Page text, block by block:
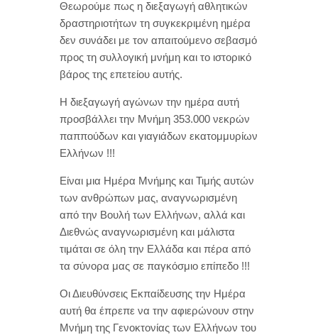
Θεωρούμε πως η διεξαγωγή αθλητικών
δραστηριοτήτων τη συγκεκριμένη ημέρα
δεν συνάδει με τον απαιτούμενο σεβασμό
προς τη συλλογική μνήμη και το ιστορικό
βάρος της επετείου αυτής.
Η διεξαγωγή αγώνων την ημέρα αυτή
προσβάλλει την Μνήμη 353.000 νεκρών
παππούδων και γιαγιάδων εκατομμυρίων
Ελλήνων !!!
Είναι μια Ημέρα Μνήμης και Τιμής αυτών
των ανθρώπων μας, αναγνωρισμένη
από την Βουλή των Ελλήνων, αλλά και
Διεθνώς αναγνωρισμένη και μάλιστα
τιμάται σε όλη την Ελλάδα και πέρα από
τα σύνορα μας σε παγκόσμιο επίπεδο !!!
Οι Διευθύνσεις Εκπαίδευσης την Ημέρα
αυτή θα έπρεπε να την αφιερώνουν στην
Μνήμη της Γενοκτονίας των Ελλήνων του